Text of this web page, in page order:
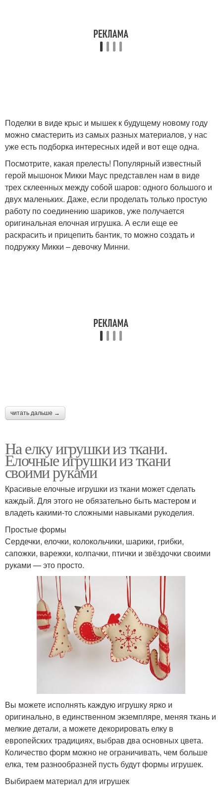
Поделки в виде крыс и мышек к будущему новому году
можно смастерить из самых разных материалов, у нас
уже есть подборка интересных идей и вот еще одна.
Посмотрите, какая прелесть! Популярный известный
герой мышонок Микки Маус представлен нам в виде
трех склеенных между собой шаров: одного большого и
двух маленьких. Даже, если проделать только простую
работу по соединению шариков, уже получается
оригинальная елочная игрушка. А если еще ее
раскрасить и прицепить бантик, то можно создать и
подружку Микки – девочку Минни.
читать дальше →
На елку игрушки из ткани.
Елочные игрушки из ткани
своими руками
Красивые елочные игрушки из ткани может сделать
каждый. Для этого не обязательно быть мастером и
владеть какими-то сложными навыками рукоделия.
Простые формы
Сердечки, елочки, колокольчики, шарики, грибки,
сапожки, варежки, колпачки, птички и звёздочки своими
руками — это просто.
Вы можете исполнять каждую игрушку ярко и
оригинально, в единственном экземпляре, меняя ткань и
мелкие детали, а можете декорировать елку в
европейских традициях, выбрав два основных цвета.
Количество форм можно не ограничивать, чем больше
елка, тем разнообразней пусть будут формы игрушек.
Выбираем материал для игрушек